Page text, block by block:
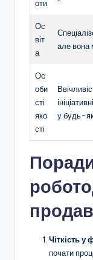
оти
Ос
віт
а
але вона
Ос
оби
сті
яко
сті
у будь-
Чіткість
почати